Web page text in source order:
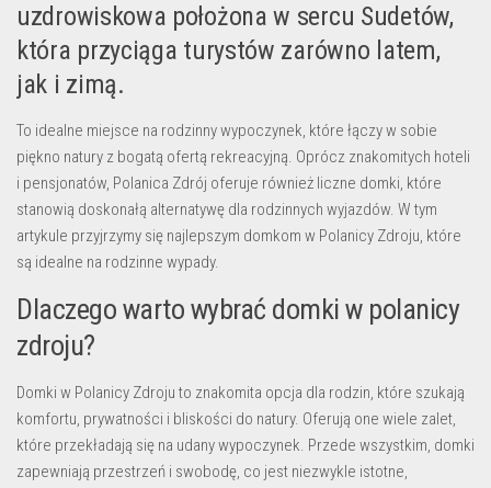
uzdrowiskowa położona w sercu Sudetów,
która przyciąga turystów zarówno latem,
jak i zimą.
To idealne miejsce na rodzinny wypoczynek, które łączy w sobie
piękno natury z bogatą ofertą rekreacyjną. Oprócz znakomitych hoteli
i pensjonatów, Polanica Zdrój oferuje również liczne domki, które
stanowią doskonałą alternatywę dla rodzinnych wyjazdów. W tym
artykule przyjrzymy się najlepszym domkom w Polanicy Zdroju, które
są idealne na rodzinne wypady.
Dlaczego warto wybrać domki w polanicy
zdroju?
Domki w Polanicy Zdroju to znakomita opcja dla rodzin, które szukają
komfortu, prywatności i bliskości do natury. Oferują one wiele zalet,
które przekładają się na udany wypoczynek. Przede wszystkim, domki
zapewniają przestrzeń i swobodę, co jest niezwykle istotne,